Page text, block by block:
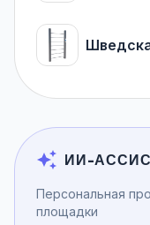
ИИ-
Персональная
площадки